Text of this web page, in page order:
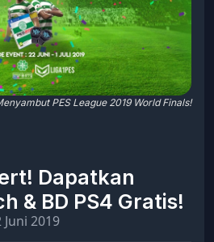
PES League 2019 World Finals!
Dapatkan
& BD PS4 Gratis!
Juni 2019